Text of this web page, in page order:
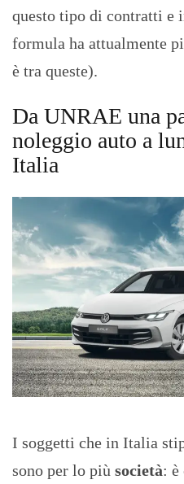
questo tipo di contratti e
formula ha attualmente
è tra queste).
Da UNRAE una
noleggio auto a
Italia
I soggetti che in Italia
sono per lo più società: è